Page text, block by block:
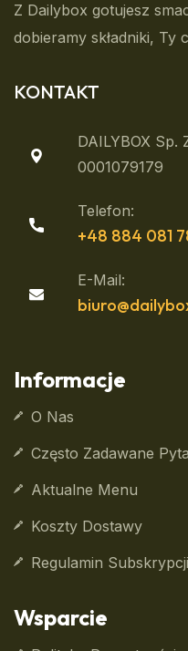
Z Dailybox gotujesz
dobieramy składniki, Ty
KONTAKT
DAILYBOX Sp.
0001079179
Telefon:
+48 884 081
E-Mail:
Informacje
O Nas
Często Zadawane
Aktualne Menu
Koszty Dostawy
Regulamin Subskrypcji
Wsparcie